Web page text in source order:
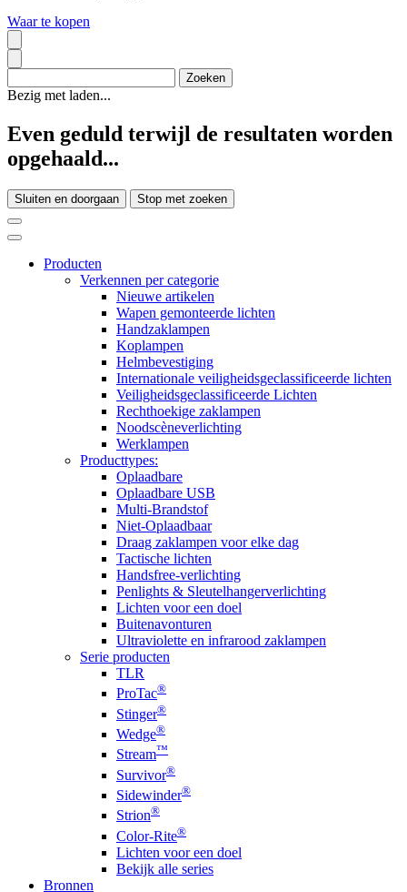
Waar te kopen
Bezig met laden...
Even geduld terwijl de resultaten worden
opgehaald...
Sluiten en doorgaan Stop met zoeken
Producten
Verkennen per categorie
Nieuwe artikelen
Wapen gemonteerde lichten
Handzaklampen
Koplampen
Helmbevestiging
Internationale veiligheidsgeclassificeerde lichten
Veiligheidsgeclassificeerde Lichten
Rechthoekige zaklampen
Noodscèneverlichting
Werklampen
Producttypes:
Oplaadbare
Oplaadbare USB
Multi-Brandstof
Niet-Oplaadbaar
Draag zaklampen voor elke dag
Tactische lichten
Handsfree-verlichting
Penlights & Sleutelhangerverlichting
Lichten voor een doel
Buitenavonturen
Ultraviolette en infrarood zaklampen
Serie producten
TLR
ProTac®
Stinger®
Wedge®
Stream™
Survivor®
Sidewinder®
Strion®
Color-Rite®
Lichten voor een doel
Bekijk alle series
Bronnen